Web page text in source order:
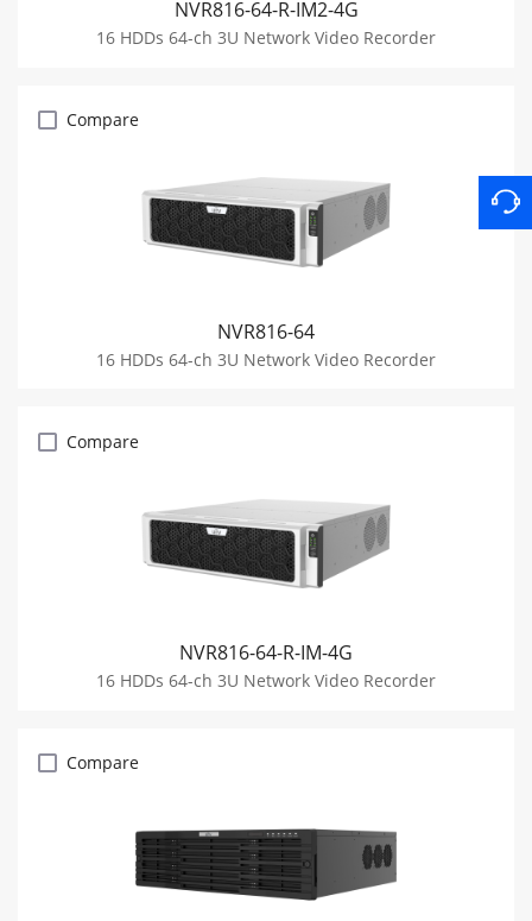
NVR816-64-R-IM2-4G
16 HDDs 64-ch 3U Network Video Recorder
Compare
NVR816-64
16 HDDs 64-ch 3U Network Video Recorder
Compare
NVR816-64-R-IM-4G
16 HDDs 64-ch 3U Network Video Recorder
Compare